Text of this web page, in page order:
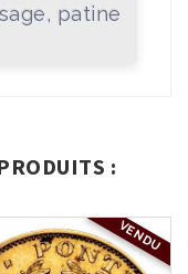
patine
:
VENDU